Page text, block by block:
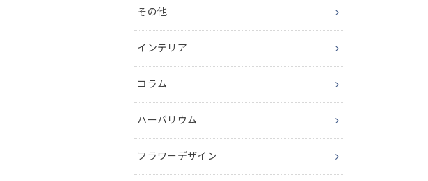
その他
インテリア
コラム
ハーバリウム
フラワーデザイン